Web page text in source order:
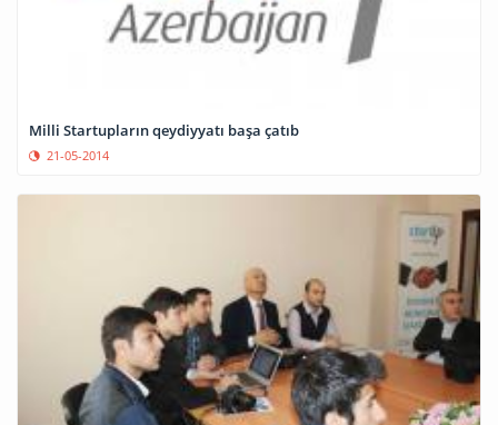
Milli Startupların qeydiyyatı başa çatıb
21-05-2014